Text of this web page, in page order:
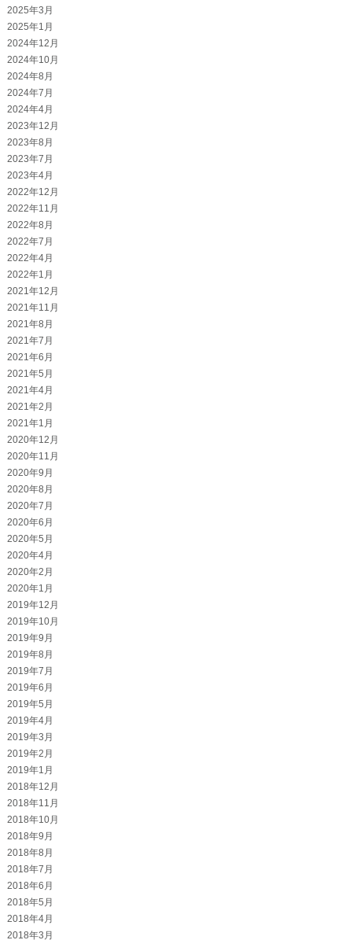
2025年3月
2025年1月
2024年12月
2024年10月
2024年8月
2024年7月
2024年4月
2023年12月
2023年8月
2023年7月
2023年4月
2022年12月
2022年11月
2022年8月
2022年7月
2022年4月
2022年1月
2021年12月
2021年11月
2021年8月
2021年7月
2021年6月
2021年5月
2021年4月
2021年2月
2021年1月
2020年12月
2020年11月
2020年9月
2020年8月
2020年7月
2020年6月
2020年5月
2020年4月
2020年2月
2020年1月
2019年12月
2019年10月
2019年9月
2019年8月
2019年7月
2019年6月
2019年5月
2019年4月
2019年3月
2019年2月
2019年1月
2018年12月
2018年11月
2018年10月
2018年9月
2018年8月
2018年7月
2018年6月
2018年5月
2018年4月
2018年3月